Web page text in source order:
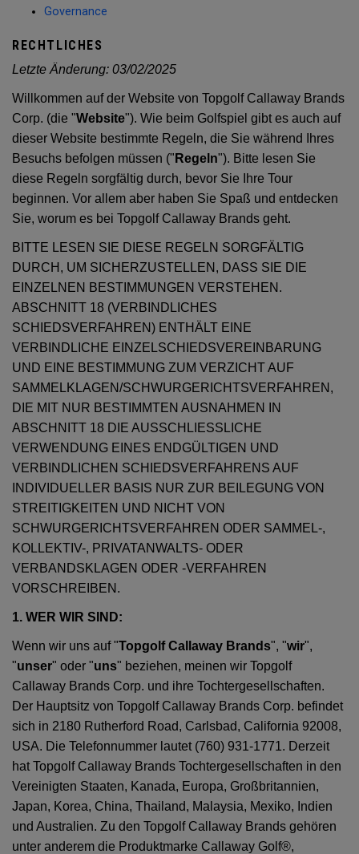
Governance
RECHTLICHES
Letzte Änderung: 03/02/2025
Willkommen auf der Website von Topgolf Callaway Brands
Corp. (die "Website"). Wie beim Golfspiel gibt es auch auf
dieser Website bestimmte Regeln, die Sie während Ihres
Besuchs befolgen müssen (" Regeln"). Bitte lesen Sie
diese Regeln sorgfältig durch, bevor Sie Ihre Tour
beginnen. Vor allem aber haben Sie Spaß und entdecken
Sie, worum es bei Topgolf Callaway Brands geht.
BITTE LESEN SIE DIESE REGELN SORGFÄLTIG
DURCH, UM SICHERZUSTELLEN, DASS SIE DIE
EINZELNEN BESTIMMUNGEN VERSTEHEN.
ABSCHNITT 18 (VERBINDLICHES
SCHIEDSVERFAHREN) ENTHÄLT EINE
VERBINDLICHE EINZELSCHIEDSVEREINBARUNG
UND EINE BESTIMMUNG ZUM VERZICHT AUF
SAMMELKLAGEN/SCHWURGERICHTSVERFAHREN,
DIE MIT NUR BESTIMMTEN AUSNAHMEN IN
ABSCHNITT 18 DIE AUSSCHLIESSLICHE
VERWENDUNG EINES ENDGÜLTIGEN UND
VERBINDLICHEN SCHIEDSVERFAHRENS AUF
INDIVIDUELLER BASIS NUR ZUR BEILEGUNG VON
STREITIGKEITEN UND NICHT VON
SCHWURGERICHTSVERFAHREN ODER SAMMEL-,
KOLLEKTIV-, PRIVATANWALTS- ODER
VERBANDSKLAGEN ODER -VERFAHREN
VORSCHREIBEN.
1. WER WIR SIND:
Wenn wir uns auf "Topgolf Callaway Brands", "wir",
"unser" oder "uns" beziehen, meinen wir Topgolf
Callaway Brands Corp. und ihre Tochtergesellschaften.
Der Hauptsitz von Topgolf Callaway Brands Corp. befindet
sich in 2180 Rutherford Road, Carlsbad, California 92008,
USA. Die Telefonnummer lautet (760) 931-1771. Derzeit
hat Topgolf Callaway Brands Tochtergesellschaften in den
Vereinigten Staaten, Kanada, Europa, Großbritannien,
Japan, Korea, China, Thailand, Malaysia, Mexiko, Indien
und Australien. Zu den Topgolf Callaway Brands gehören
unter anderem die Produktmarke Callaway Golf®,